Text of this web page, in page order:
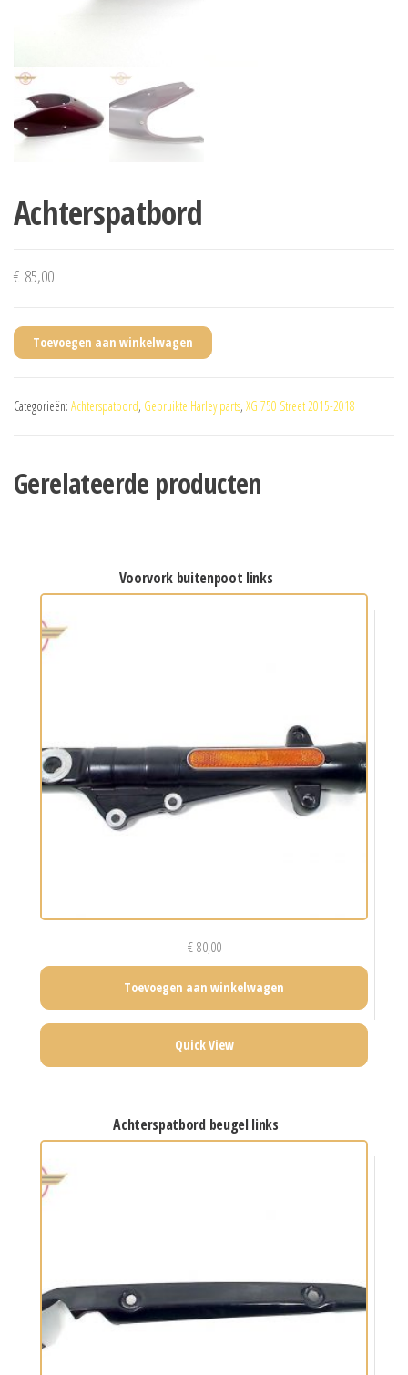
Achterspatbord
€ 85,00
Toevoegen aan winkelwagen
Categorieën: Achterspatbord, Gebruikte Harley parts, XG 750 Street 2015-2018
Gerelateerde producten
voorvork buitenpoot links
€80,00
Toevoegen aan winkelwagen
Quick View
achterspatbord beugel links